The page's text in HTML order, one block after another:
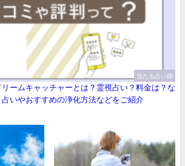
当たる占い師
ームキャッチャーとは？霊視占い？料金は？な
いやおすすめの浄化方法などをご紹介